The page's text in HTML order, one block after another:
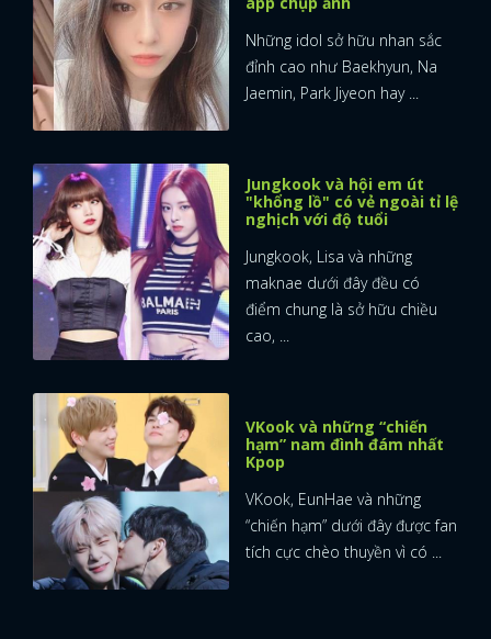
Những idol sở hữu nhan sắc
đỉnh cao như Baekhyun, Na
Jaemin, Park Jiyeon hay ...
Jungkook và hội em út
"khổng lồ" có vẻ ngoài tỉ lệ
nghịch với độ tuổi
Jungkook, Lisa và những
maknae dưới đây đều có
điểm chung là sở hữu chiều
cao, ...
VKook và những “chiến
hạm” nam đình đám nhất
Kpop
VKook, EunHae và những
“chiến hạm” dưới đây được fan
tích cực chèo thuyền vì có ...